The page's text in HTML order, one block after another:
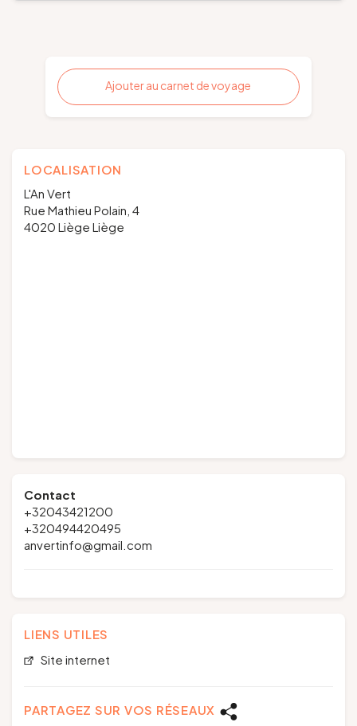
Ajouter au carnet de voyage
LOCALISATION
L'An Vert
Rue Mathieu Polain, 4
4020 Liège Liège
Contact
+32043421200
+320494420495
anvertinfo@gmail.com
LIENS UTILES
Site internet
PARTAGEZ SUR VOS RÉSEAUX